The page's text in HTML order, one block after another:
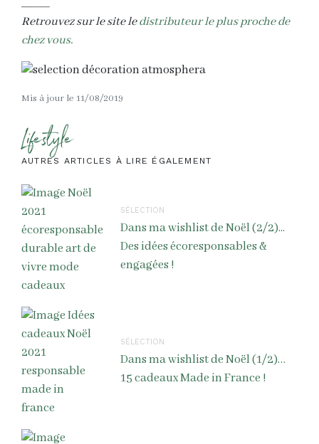
_____
Retrouvez sur le site ledistributeur le plus proche de
chez vous.
Mis à jour le 11/08/2019
Lifestyle
AUTRES ARTICLES À LIRE ÉGALEMENT
SÉLECTION
Dans ma wishlist de Noël (2/2)...
Des idées écoresponsables &
engagées !
SÉLECTION
Dans ma wishlist de Noël (1/2)…
15 cadeaux Made in France !